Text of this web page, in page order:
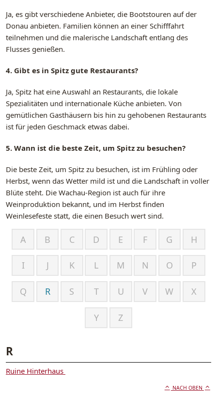
Ja, es gibt verschiedene Anbieter, die Bootstouren auf der
Donau anbieten. Familien können an einer Schifffahrt
teilnehmen und die malerische Landschaft entlang des
Flusses genießen.
4. Gibt es in Spitz gute Restaurants?
Ja, Spitz hat eine Auswahl an Restaurants, die lokale
Spezialitäten und internationale Küche anbieten. Von
gemütlichen Gasthäusern bis hin zu gehobenen Restaurants
ist für jeden Geschmack etwas dabei.
5. Wann ist die beste Zeit, um Spitz zu besuchen?
Die beste Zeit, um Spitz zu besuchen, ist im Frühling oder
Herbst, wenn das Wetter mild ist und die Landschaft in voller
Blüte steht. Die Wachau-Region ist auch für ihre
Weinproduktion bekannt, und im Herbst finden
Weinlesefeste statt, die einen Besuch wert sind.
A B C D E F G H
I J K L M N O P
Q R S T U V W X
Y Z
R
Ruine Hinterhaus
NACH OBEN